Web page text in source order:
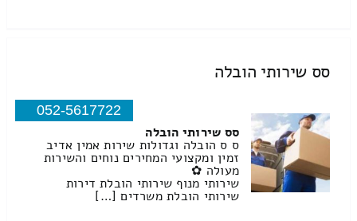
סס שירותי הובלה
052-5617722
סס שירותי הובלה
ס ס הובלה וגדולות שירות אמין אדיב
זמין ומקצועי המחירים נוחים והשירות
מעולה ✿
שירותי מנוף שירותי הובלת דירות
שירותי הובלת משרדים […]